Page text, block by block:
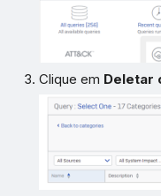
Clique em Deletar